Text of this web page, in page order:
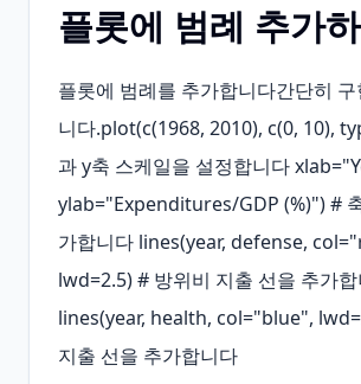
플롯에 범례 추가
플롯에 범례를 추가합니다간단히
니다.plot(c(1968, 2010), c(0, 10),
과 y축 스케일을 설정합니다
ylab="Expenditures/GDP (%)") #
가합니다 lines(year, defense,
lwd=2.5) # 방위비 지출 선을 추가
lines(year, health, col="blue",
지출 선을 추가합니다